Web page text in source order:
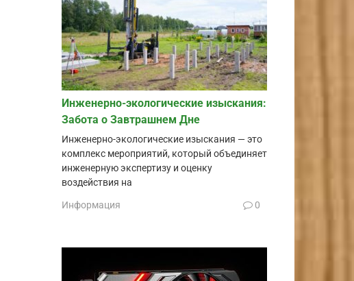
Инженерно-экологические изыскания:
Забота о Завтрашнем Дне
Инженерно-экологические изыскания — это
комплекс мероприятий, который объединяет
инженерную экспертизу и оценку
воздействия на
Информация 0